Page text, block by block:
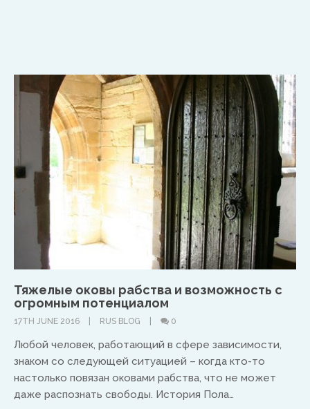
Тяжелые оковы рабства и возможность с
огромным потенциалом
17TH JUNE 2016 RUS BLOG 0
Любой человек, работающий в сфере зависимости,
знаком со следующей ситуацией – когда кто-то
настолько повязан оковами рабства, что не может
даже распознать свободы. История Пола…
UK & IRE
Stuart Leitch
stuart@isaac-international.org
Africa